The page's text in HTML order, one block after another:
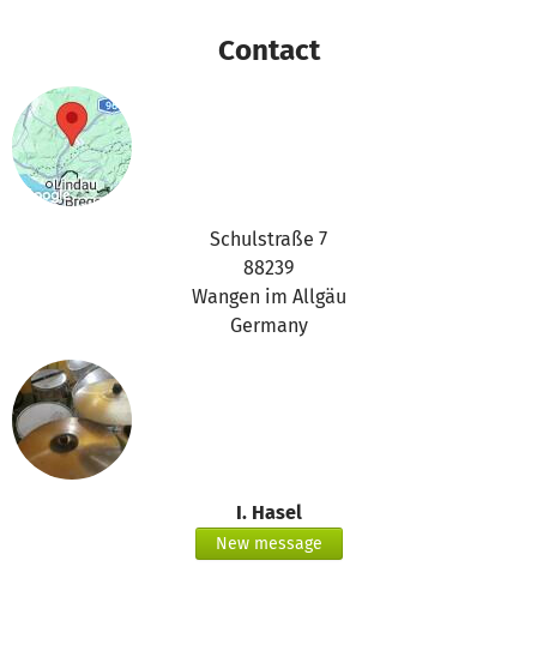
Contact
Schulstraße 7
88239
Wangen im Allgäu
Germany
I. Hasel
New message